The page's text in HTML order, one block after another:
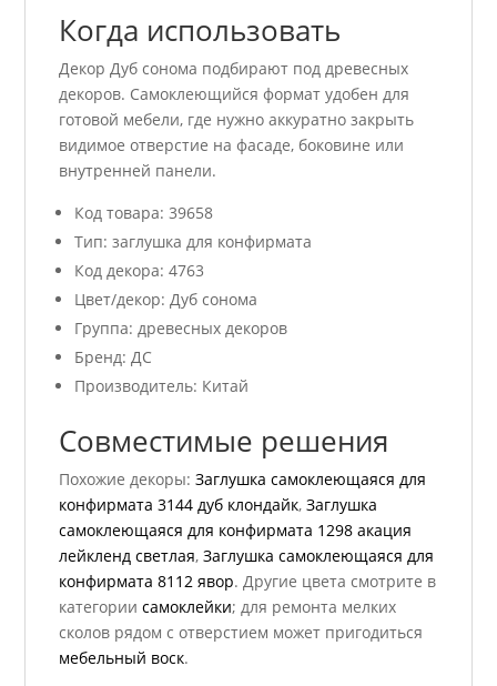
Когда использовать
Декор Дуб сонома подбирают под древесных
декоров. Самоклеющийся формат удобен для
готовой мебели, где нужно аккуратно закрыть
видимое отверстие на фасаде, боковине или
внутренней панели.
Код товара: 39658
Тип: заглушка для конфирмата
Код декора: 4763
Цвет/декор: Дуб сонома
Группа: древесных декоров
Бренд: ДС
Производитель: Китай
Совместимые решения
Похожие декоры:Заглушка самоклеющаяся для
конфирмата 3144 дуб клондайк,Заглушка
самоклеющаяся для конфирмата 1298 акация
лейкленд светлая,Заглушка самоклеющаяся для
конфирмата 8112 явор. Другие цвета смотрите в
категориисамоклейки; для ремонта мелких
сколов рядом с отверстием может пригодиться
мебельный воск.